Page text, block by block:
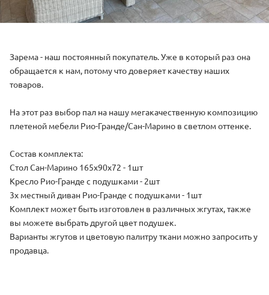
Зарема - наш постоянный покупатель. Уже в который раз она
обращается к нам, потому что доверяет качеству наших
товаров.
На этот раз выбор пал на нашу мегакачественную композицию
плетеной мебели Рио-Гранде/Сан-Марино в светлом оттенке.
Состав комплекта:
Стол Сан-Марино 165х90х72 - 1шт
Кресло Рио-Гранде с подушками - 2шт
3х местный диван Рио-Гранде с подушками - 1шт
Комплект может быть изготовлен в различных жгутах, также
вы можете выбрать другой цвет подушек.
Варианты жгутов и цветовую палитру ткани можно запросить у
продавца.